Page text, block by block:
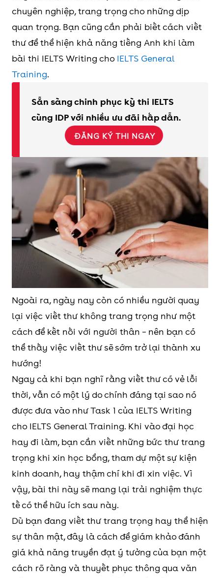
chuyên nghiệp, trang trọng cho những dịp
quan trọng. Bạn cũng cần phải biết cách viết
thư để thể hiện khả năng tiếng Anh khi làm
bài thi IELTS Writing cho IELTS General
Training.
Sẵn sàng chinh phục kỳ thi IELTS
cùng IDP với nhiều ưu đãi hấp dẫn.
ĐĂNG KÝ THI NGAY
Ngoài ra, ngày nay còn có nhiều người quay
lại việc viết thư không trang trọng như một
cách để kết nối với người thân – nên bạn có
thể thấy việc viết thư sẽ sớm trở lại thành xu
hướng!
Ngay cả khi bạn nghĩ rằng viết thư có vẻ lỗi
thời, vẫn có một lý do chính đáng tại sao nó
được đưa vào như Task 1 của IELTS Writing
cho IELTS General Training. Khi vào đại học
hay đi làm, bạn cần viết những bức thư trang
trọng khi xin học bổng, tham dự một sự kiện
kinh doanh, hay thậm chí khi đi xin việc. Vì
vậy, bài thi này sẽ mang lại trải nghiệm thực
tế có thể hữu ích sau này.
Dù bạn đang viết thư trang trọng hay thể hiện
sự thân mật, đây là cách để giám khảo đánh
giá khả năng truyền đạt ý tưởng của bạn một
cách rõ ràng và thuyết phục thông qua văn